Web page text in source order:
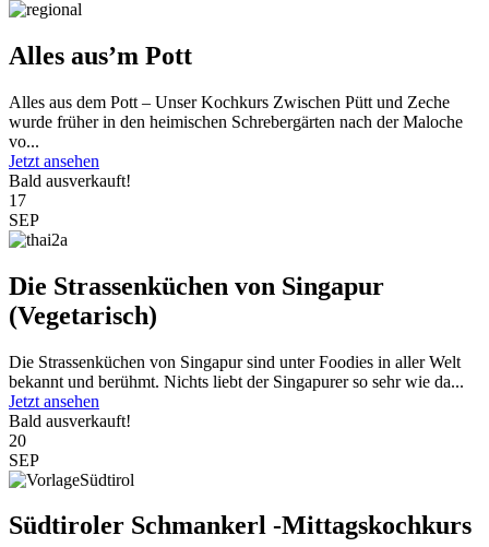
Alles aus’m Pott
Alles aus dem Pott – Unser Kochkurs Zwischen Pütt und Zeche
wurde früher in den heimischen Schrebergärten nach der Maloche
vo...
Jetzt ansehen
Bald ausverkauft!
17
SEP
Die Strassenküchen von Singapur
(Vegetarisch)
Die Strassenküchen von Singapur sind unter Foodies in aller Welt
bekannt und berühmt. Nichts liebt der Singapurer so sehr wie da...
Jetzt ansehen
Bald ausverkauft!
20
SEP
Südtiroler Schmankerl -Mittagskochkurs